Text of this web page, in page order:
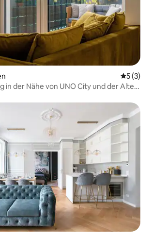
5 (3)
in der Nähe von UNO City und der Alten